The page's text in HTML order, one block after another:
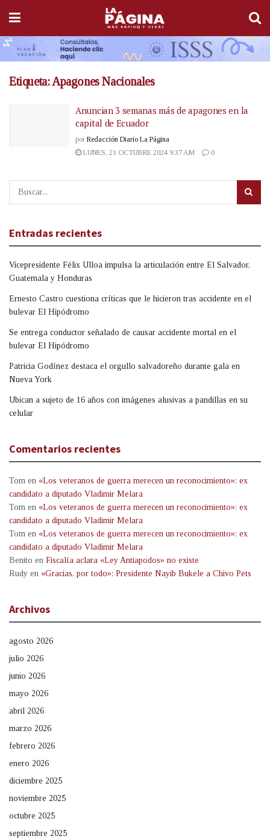
Etiqueta:Apagones Nacionales
Anuncian 3 semanas más de apagones en la
capital de Ecuador
por Redacción Diario La Página
LUNES, 21 OCTUBRE 2024 9:37 AM
0
Entradas recientes
Vicepresidente Félix Ulloa impulsa la articulación entre El Salvador,
Guatemala y Honduras
Ernesto Castro cuestiona críticas que le hicieron tras accidente en el
bulevar El Hipódromo
Se entrega conductor señalado de causar accidente mortal en el
bulevar El Hipódromo
Patricia Godínez destaca el orgullo salvadoreño durante gala en
Nueva York
Ubican a sujeto de 16 años con imágenes alusivas a pandillas en su
celular
Comentarios recientes
Tom en «Los veteranos de guerra merecen un reconocimiento»: ex
candidato a diputado Vladimir Melara
Tom en «Los veteranos de guerra merecen un reconocimiento»: ex
candidato a diputado Vladimir Melara
Tom en «Los veteranos de guerra merecen un reconocimiento»: ex
candidato a diputado Vladimir Melara
Benito en Fiscalía aclara «Ley Antiapodos» no existe
Rudy en «Gracias, por todo»: Presidente Nayib Bukele a Chivo Pets
Archivos
agosto 2026
julio 2026
junio 2026
mayo 2026
abril 2026
marzo 2026
febrero 2026
enero 2026
diciembre 2025
noviembre 2025
octubre 2025
septiembre 2025